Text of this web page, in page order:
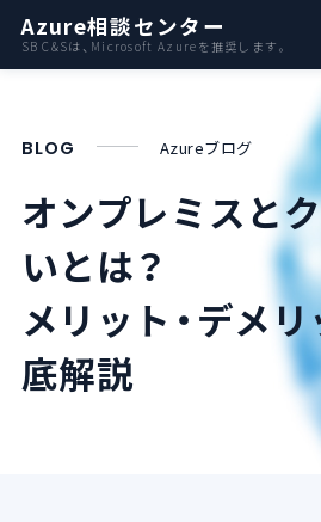
Azure相談センター
SB C&Sは、Microsoft Azureを推奨します。
パートナー支
資料ダウンロ
お問い合わせ
Azureとは
AWS比較
BLOG Azureブログ
オンプレミスと
いとは？
メリット・デメ
底解説